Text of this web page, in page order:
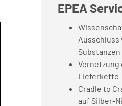
EPEA
Substanzen
Vernetzung
Lieferkette
Cradle to
auf Silber-